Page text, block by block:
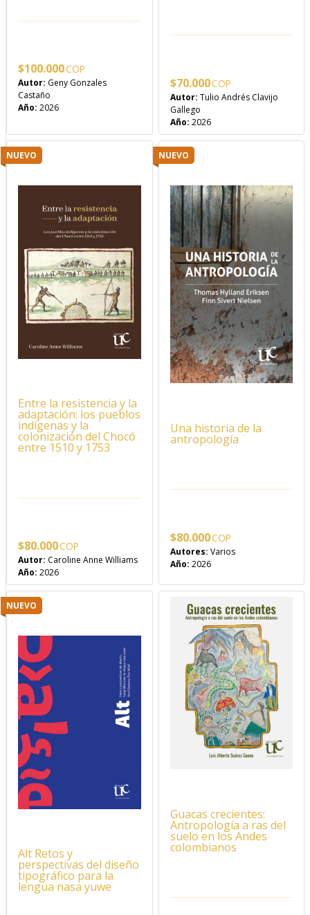
$100.000
Autor: Geny Gonzales
Castaño
Año: 2026
$70.000
Autor: Tulio Andrés Clavijo
Gallego
Año: 2026
NUEVO
Entre la resistencia y la
adaptación: los pueblos
indígenas y la
colonización del Chocó
entre 1510 y 1753
$80.000
Autor: Caroline Anne Williams
Año: 2026
NUEVO
Una historia de la
antropología
$80.000
Autores: Varios
Año: 2026
NUEVO
Alt Retos y
perspectivas del diseño
tipográfico para la
lengua nasa yuwe
Guacas crecientes:
Antropología a ras del
suelo en los Andes
colombianos